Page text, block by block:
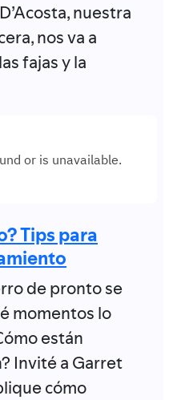
nuestra
nos va a
fajas y la
Tips para
de pronto se
momentos lo
están
Invité a Garret
cómo